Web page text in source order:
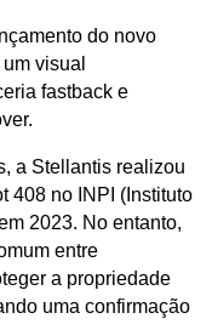
do novo
visual
fastback e
a Stellantis realizou
408 no INPI (Instituto
2023. No entanto,
entre
a propriedade
uma confirmação